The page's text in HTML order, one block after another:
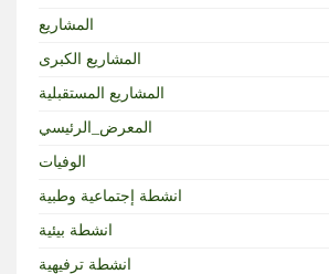
المشاريع
المشاريع الكبرى
المشاريع المستقبلية
المعرض_الرئيسي
الوفيات
انشطة إجتماعية وطبية
انشطة بيئية
انشطة ترفيهية